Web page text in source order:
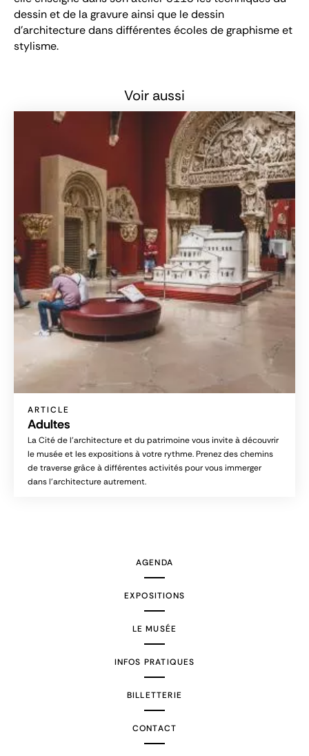
dessin et de la gravure ainsi que le dessin
d'architecture dans différentes écoles de graphisme et
stylisme.
Voir aussi
Adultes
ARTICLE
La Cité de l’architecture et du patrimoine vous invite à découvrir
le musée et les expositions à votre rythme. Prenez des chemins
de traverse grâce à différentes activités pour vous immerger
dans l’architecture autrement.
AGENDA
EXPOSITIONS
LE MUSÉE
INFOS PRATIQUES
BILLETTERIE
CONTACT